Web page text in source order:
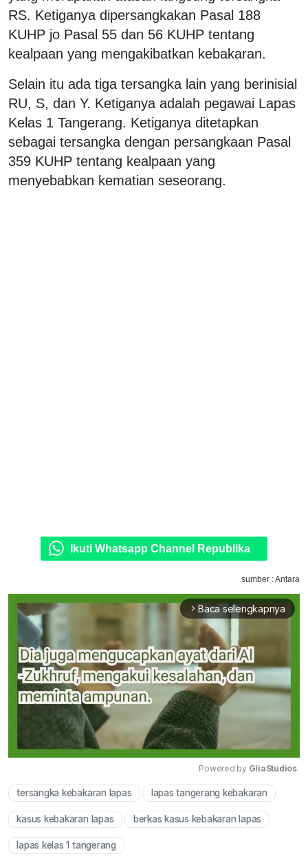
RS. Ketiganya dipersangkakan Pasal 188
KUHP jo Pasal 55 dan 56 KUHP tentang
kealpaan yang mengakibatkan kebakaran.
Selain itu ada tiga tersangka lain yang berinisial
RU, S, dan Y. Ketiganya adalah pegawai Lapas
Kelas 1 Tangerang. Ketiganya ditetapkan
sebagai tersangka dengan persangkaan Pasal
359 KUHP tentang kealpaan yang
menyebabkan kematian seseorang.
Ikuti Whatsapp Channel Republika
sumber : Antara
arrow_forward_ios Baca selengkapnya
Mute
Powered by GliaStudios
tersangka kebakaran lapas lapas tangerang kebakaran
kasus kebakaran lapas berkas kasus kebakaran lapas
lapas kelas 1 tangerang